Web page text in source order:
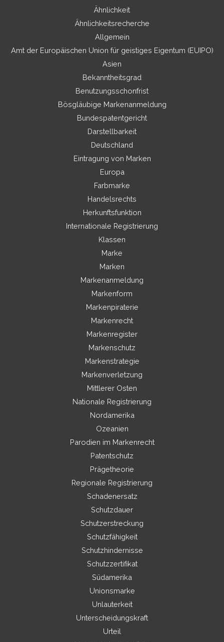
Ähnlichkeit
Ähnlichkeitsrecherche
Allgemein
Amt der Europäischen Union für geistiges Eigentum (EUIPO)
Asien
Bekanntheitsgrad
Benutzungsschonfrist
Bösgläubige Markenanmeldung
Bundespatentgericht
Darstellbarkeit
Deutschland
Eintragung von Marken
Europa
Farbmarke
Handelsrechts
Herkunftsfunktion
Internationale Registrierung
Klassen
Marke
Marken
Markenanmeldung
Markenform
Markenpiraterie
Markenrecht
Markenregister
Markenschutz
Markenstrategie
Markenverletzung
Mittlerer Osten
Nationale Registrierung
Nordamerika
Ozeanien
Parodien im Markenrecht
Patentschutz
Prägetheorie
Regionale Registrierung
Schadenersatz
Schutzdauer
Schutzerstreckung
Schutzfähigkeit
Schutzhindernisse
Schutzzertifikat
Südamerika
Unionsmarke
Unlauterkeit
Unterscheidungskraft
Urteil